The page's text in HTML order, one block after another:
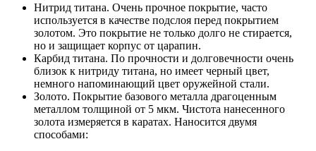
Нитрид титана. Очень прочное покрытие, часто
используется в качестве подслоя перед покрытием
золотом. Это покрытие не только долго не стирается,
но и защищает корпус от царапин.
Карбид титана. По прочности и долговечности очень
близок к нитриду титана, но имеет черный цвет,
немного напоминающий цвет оружейной стали.
Золото. Покрытие базового металла драгоценным
металлом толщиной от 5 мкм. Чистота нанесенного
золота измеряется в каратах. Наносится двумя
способами: